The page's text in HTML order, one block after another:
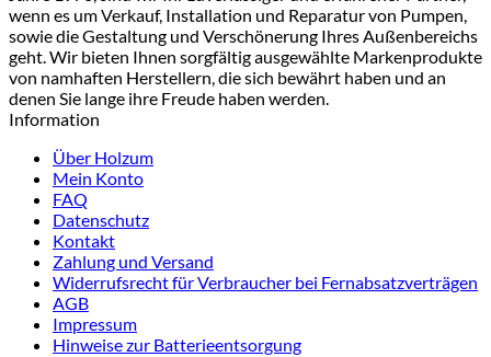
wenn es um Verkauf, Installation und Reparatur von Pumpen,
sowie die Gestaltung und Verschönerung Ihres Außenbereichs
geht. Wir bieten Ihnen sorgfältig ausgewählte Markenprodukte
von namhaften Herstellern, die sich bewährt haben und an
denen Sie lange ihre Freude haben werden.
Information
Über Holzum
Mein Konto
FAQ
Datenschutz
Kontakt
Zahlung und Versand
Widerrufsrecht für Verbraucher bei Fernabsatzverträgen
AGB
Impressum
Hinweise zur Batterieentsorgung